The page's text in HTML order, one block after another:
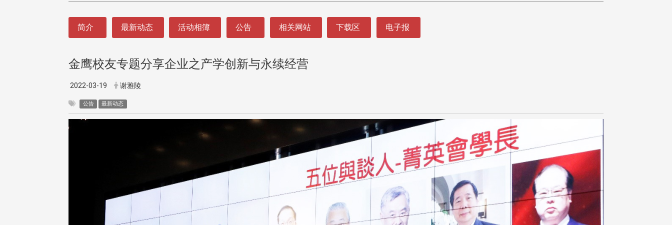
简介 最新动态 活动相簿 公告 相关网站 下载区 电子报
金鹰校友专题分享企业之产学创新与永续经营
2022-03-19 谢雅陵
公告 最新动态